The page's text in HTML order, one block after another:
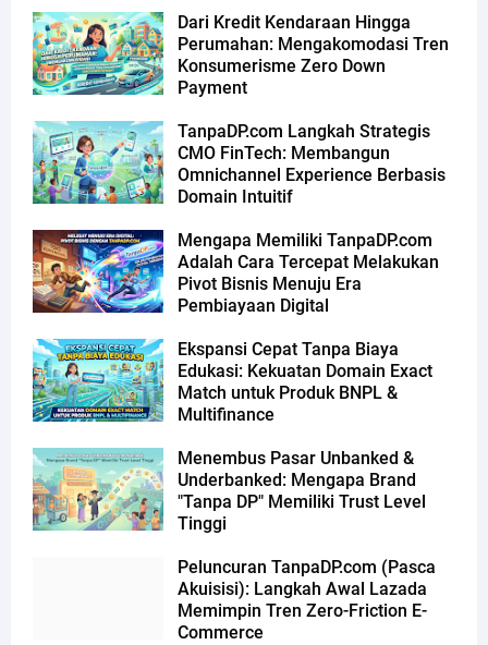
Dari Kredit Kendaraan Hingga
Perumahan: Mengakomodasi Tren
Konsumerisme Zero Down
Payment
TanpaDP.com Langkah Strategis
CMO FinTech: Membangun
Omnichannel Experience Berbasis
Domain Intuitif
Mengapa Memiliki TanpaDP.com
Adalah Cara Tercepat Melakukan
Pivot Bisnis Menuju Era
Pembiayaan Digital
Ekspansi Cepat Tanpa Biaya
Edukasi: Kekuatan Domain Exact
Match untuk Produk BNPL &
Multifinance
Menembus Pasar Unbanked &
Underbanked: Mengapa Brand
"Tanpa DP" Memiliki Trust Level
Tinggi
Peluncuran TanpaDP.com (Pasca
Akuisisi): Langkah Awal Lazada
Memimpin Tren Zero-Friction E-
Commerce